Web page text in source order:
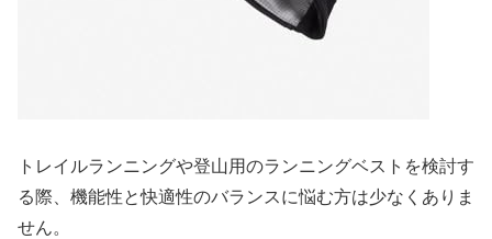
トレイルランニングや登山用のランニングベストを検討す
る際、機能性と快適性のバランスに悩む方は少なくありま
せん。